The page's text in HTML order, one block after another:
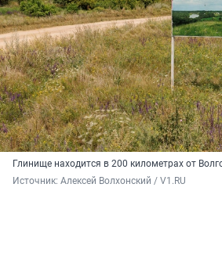
Глинище находится в 200 километрах от
Источник: Алексей Волхонский / V1.RU